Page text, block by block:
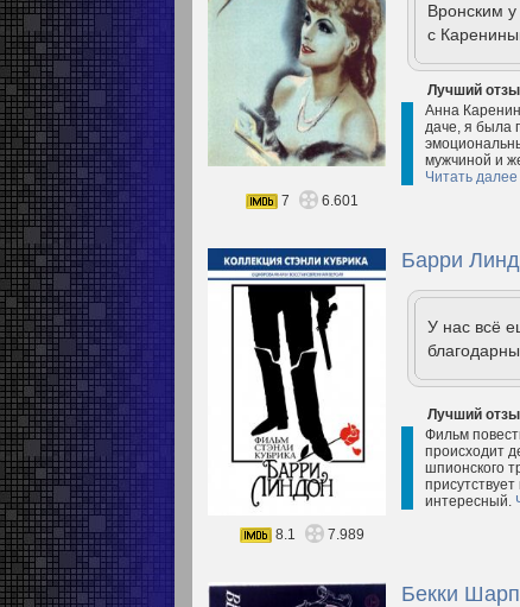
Вронским
с
Лучший
Анна
даче, я была
мужчиной и
Читать далее
7
6.601
Барри
У нас всё
Лучший
Фильм
происходит
шпионского
интересный.
8.1
7.989
Бекки